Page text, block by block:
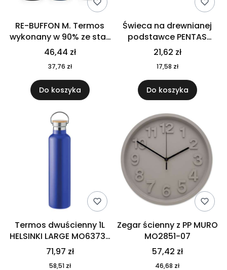
RE-BUFFON M. Termos
wykonany w 90% ze stali
nierdzewnej
pochodzącej z
recyklingu 520 ml 94294
46,44 zł
37,76 zł
Do koszyka
Świeca na drewnianej
podstawce PENTAS
MO6282-40
21,62 zł
17,58 zł
Do koszyka
Termos dwuścienny 1L
HELSINKI LARGE MO6373-
04
71,97 zł
58,51 zł
Zegar ścienny z PP MURO
MO2851-07
57,42 zł
46,68 zł